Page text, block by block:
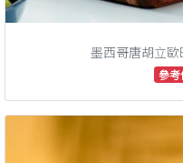
墨西哥唐胡立
參考